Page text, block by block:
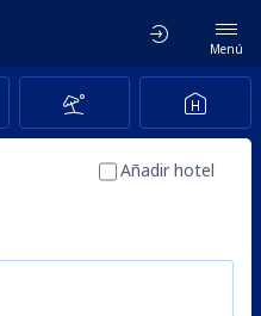
Menú
Añadir hotel